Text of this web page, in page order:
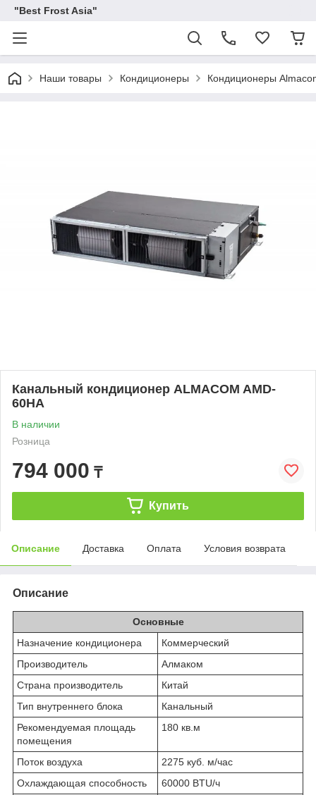
"Best Frost Asia"
Наши товары Кондиционеры Кондиционеры
Канальный кондиционер ALMACOM AMD-
60HA
В наличии
Розница
794 000 ₸
Купить
Описание Доставка Оплата Условия возврата
Описание
Основные
Назначение кондиционера
Коммерческий
Производитель
Алмаком
Страна производитель
Китай
Тип внутреннего блока
Канальный
Рекомендуемая площадь
помещения
180 кв.м
Поток воздуха
2275 куб. м/час
Охлаждающая способность
60000 BTU/ч